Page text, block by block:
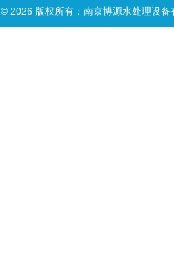
© 2026 版权所有：南京博源水处理设